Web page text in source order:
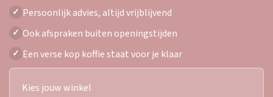
Kies jouw winkel
✓ Persoonlijk advies, altijd vrijblijvend
✓ Ook afspraken buiten openingstijden
✓ Een verse kop koffie staat voor je klaar